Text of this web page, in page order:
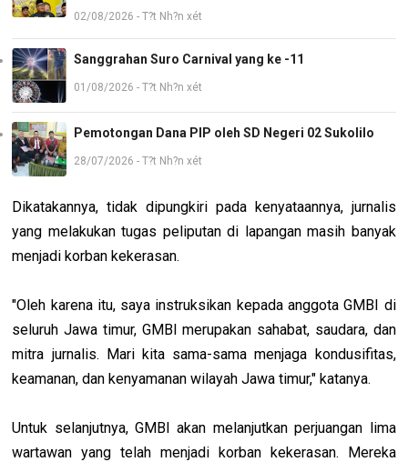
02/08/2026 - T?t Nh?n xét
Sanggrahan Suro Carnival yang ke -11
01/08/2026 - T?t Nh?n xét
Pemotongan Dana PIP oleh SD Negeri 02 Sukolilo
28/07/2026 - T?t Nh?n xét
Dikatakannya, tidak dipungkiri pada kenyataannya, jurnalis
yang melakukan tugas peliputan di lapangan masih banyak
menjadi korban kekerasan.
"Oleh karena itu, saya instruksikan kepada anggota GMBI di
seluruh Jawa timur, GMBI merupakan sahabat, saudara, dan
mitra jurnalis. Mari kita sama-sama menjaga kondusifitas,
keamanan, dan kenyamanan wilayah Jawa timur," katanya.
Untuk selanjutnya, GMBI akan melanjutkan perjuangan lima
wartawan yang telah menjadi korban kekerasan. Mereka